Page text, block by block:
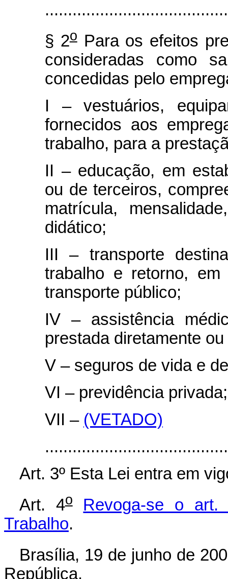
§ 2oPara os efeitos
consideradas como
concedidas pelo
I – vestuários,
fornecidos aos
trabalho, para a
II – educação, em
ou de terceiros,
matrícula,
didático;
III – transporte
trabalho e retorno,
transporte público;
IV – assistência
prestada diretamente
V – seguros de vida e
VI – previdência privada;
VII – (VETADO)
Art. 3º Esta Lei entra em
Art. 4o
Revoga-se o
Trabalho.
Brasília, 19 de junho de
República.